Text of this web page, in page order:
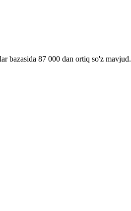
bazasida 87 000 dan ortiq so'z mavjud.